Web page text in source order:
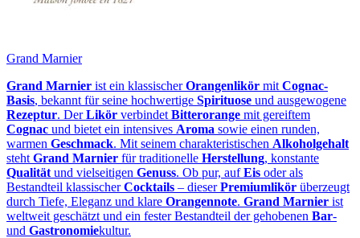
Grand Marnier
Grand Marnier ist ein klassischerOrangenlikör mit Cognac-
Basis, bekannt für seine hochwertige Spirituose und ausgewogene
Rezeptur. DerLikör verbindet Bitterorange mit gereiftem
Cognac und bietet ein intensives Aroma sowie einen runden,
warmen Geschmack. Mit seinem charakteristischen Alkoholgehalt
steht Grand Marnier für traditionelle Herstellung, konstante
Qualität und vielseitigen Genuss. Ob pur, aufEis oder als
Bestandteil klassischerCocktails – dieserPremiumlikör überzeugt
durch Tiefe, Eleganz und klare Orangennote. Grand Marnier ist
weltweit geschätzt und ein fester Bestandteil der gehobenen Bar-
und Gastronomiekultur.